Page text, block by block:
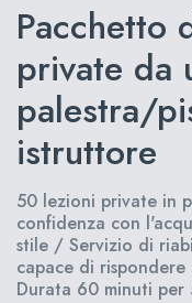
Pacchetto
private da
palestra/
istruttore
50 lezioni private in
confidenza con
stile / Servizio di
capace di
Durata 60 minuti per